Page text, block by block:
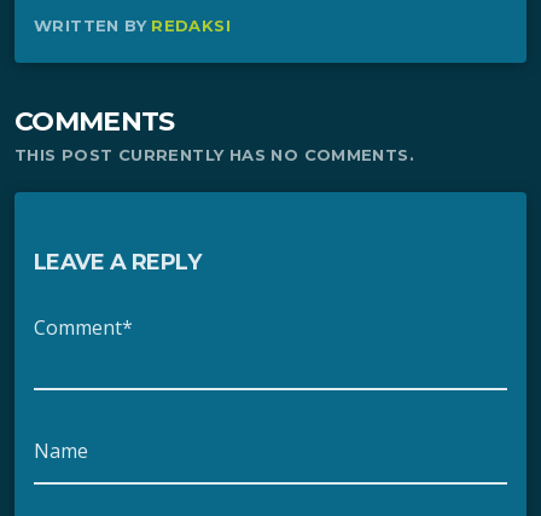
WRITTEN BY REDAKSI
COMMENTS
THIS POST CURRENTLY HAS NO COMMENTS.
LEAVE A REPLY
Comment*
Name